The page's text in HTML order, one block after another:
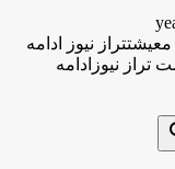
نیوز ادامه
نیوزادامه